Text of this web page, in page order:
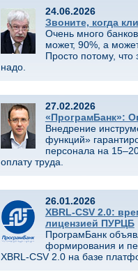
24.06.2026
Звоните, когда
Очень много
может, 90%, а
Просто потому, что
надо.
27.02.2026
«ПрограмБанк»:
Внедрение
функций»
персонала на
оплату труда.
26.01.2026
XBRL-CSV 2.0:
лицензией ПУРЦБ
ПрограмБанк
формирования и
XBRL-CSV 2.0 на базе